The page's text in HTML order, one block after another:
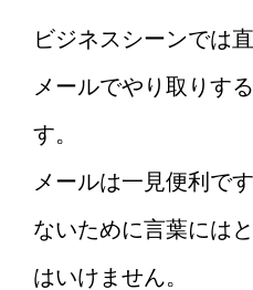
ビジネスシーンでは
メールでやり取りす
す。
メールは一見便利で
ないために言葉には
はいけません。